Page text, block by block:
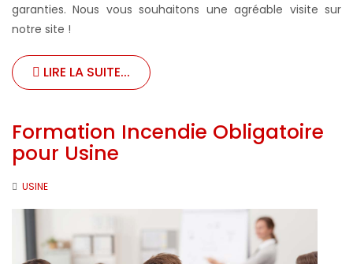
garanties. Nous vous souhaitons une agréable visite sur
notre site !
LIRE LA SUITE...
Formation Incendie Obligatoire
pour Usine
USINE